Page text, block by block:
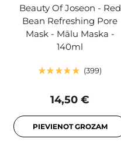
Beauty Of Joseon - Red
Bean Refreshing Pore
Mask - Mālu Maska -
140ml
399
14,50 €
PIEVIENOT GROZAM